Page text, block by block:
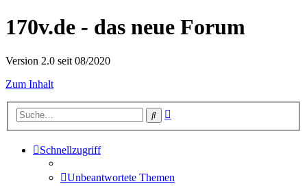
170v.de - das neue Forum
Version 2.0 seit 08/2020
Zum Inhalt
Suche
Schnellzugriff
Unbeantwortete Themen